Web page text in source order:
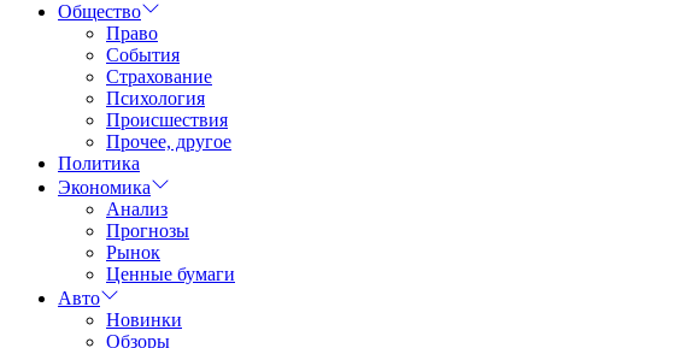
Общество
Право
События
Страхование
Психология
Происшествия
Прочее, другое
Политика
Экономика
Анализ
Прогнозы
Рынок
Ценные бумаги
Авто
Новинки
Обзоры